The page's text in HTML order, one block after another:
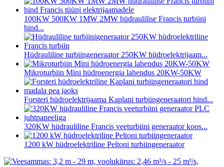
100KW 500KW 1MW 2MW hüdraulilise Francis turbiini
hind...
Hüdrauliline turbiingeneraator 250KW hüdroelektrijaam...
Mikroturbiin Mini hüdroenergia lahendus 20KW-50KW
Forsteri hüdroelektrijaama Kaplani turbiingeneraatori hind...
320KW hüdrauliline Francis veeturbiini generaator koos...
1200 kW hüdroelektriline Peltoni turbiingeneraator